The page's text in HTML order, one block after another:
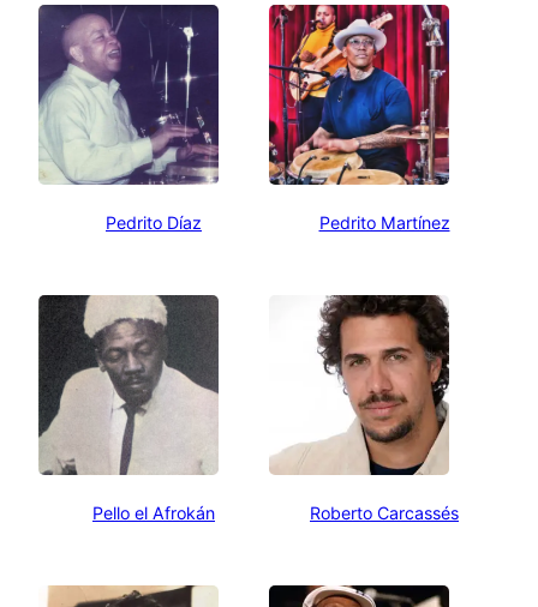
Pedrito Díaz Pedrito Martínez
Pello el Afrokán Roberto Carcassés